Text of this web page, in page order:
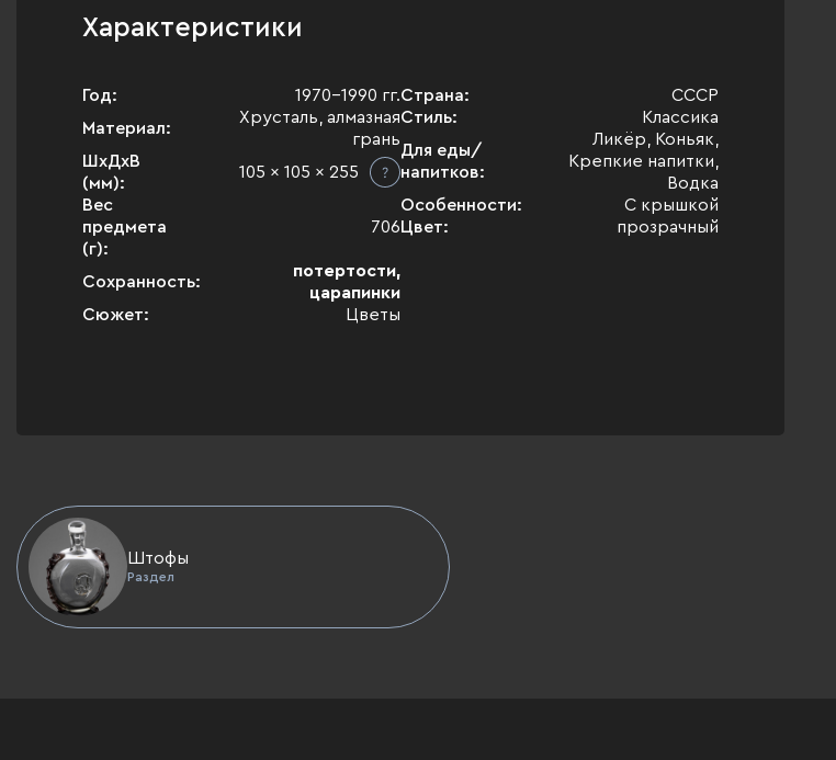
Характеристики
Год:
1970-1990 гг.
Материал:
Хрусталь, алмазная
грань
ШхДхВ
(мм):
105 x 105 x 255
Вес
предмета
(г):
706
Сохранность:
потертости,
царапинки
Сюжет:
Цветы
Страна:
СССР
Стиль:
Классика
Для еды/
напитков:
Ликёр, Коньяк,
Крепкие напитки,
Водка
Особенности:
С крышкой
Цвет:
прозрачный
Штофы
Раздел